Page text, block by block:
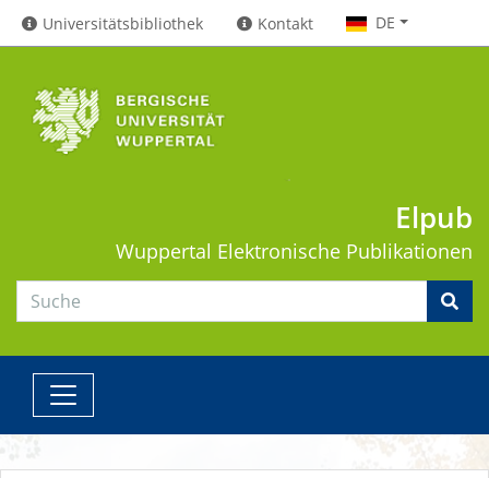
Universitätsbibliothek Kontakt DE
Elpub
Wuppertal Elektronische Publikationen